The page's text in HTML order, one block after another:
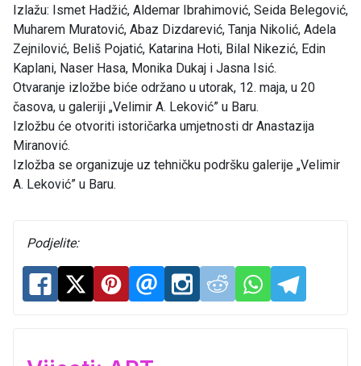
Izlažu: Ismet Hadžić, Aldemar Ibrahimović, Seida Belegović,
Muharem Muratović, Abaz Dizdarević, Tanja Nikolić, Adela
Zejnilović, Beliš Pojatić, Katarina Hoti, Bilal Nikezić, Edin
Kaplani, Naser Hasa, Monika Dukaj i Jasna Isić.
Otvaranje izložbe biće održano u utorak, 12. maja, u 20
časova, u galeriji „Velimir A. Leković” u Baru.
Izložbu će otvoriti istoričarka umjetnosti dr Anastazija
Miranović.
Izložba se organizuje uz tehničku podršku galerije „Velimir
A. Leković” u Baru.
Podjelite: